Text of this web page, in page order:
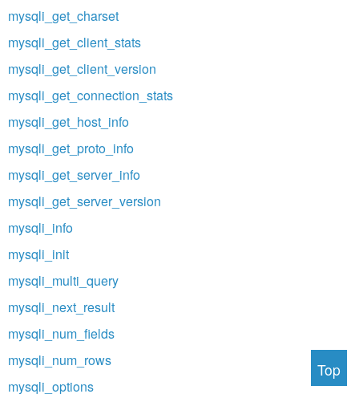
mysqli_get_charset
mysqli_get_client_stats
mysqli_get_client_version
mysqli_get_connection_stats
mysqli_get_host_info
mysqli_get_proto_info
mysqli_get_server_info
mysqli_get_server_version
mysqli_info
mysqli_init
mysqli_multi_query
mysqli_next_result
mysqli_num_fields
mysqli_num_rows
mysqli_options
Top